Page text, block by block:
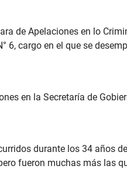
de Apelaciones en lo
6, cargo en el que se
en la Secretaría de
durante los 34 años
fueron muchas más las